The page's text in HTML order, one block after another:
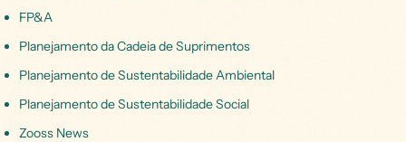
FP&A
Planejamento da Cadeia de Suprimentos
Planejamento de Sustentabilidade Ambiental
Planejamento de Sustentabilidade Social
Zooss News